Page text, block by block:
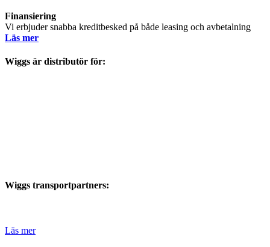
Finansiering
Vi erbjuder snabba kreditbesked på både leasing och avbetalning
Läs mer
Wiggs är distributör för:
Wiggs transportpartners:
Läs mer